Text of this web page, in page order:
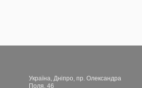
Україна, Дніпро, пр. Олександра
Поля, 46